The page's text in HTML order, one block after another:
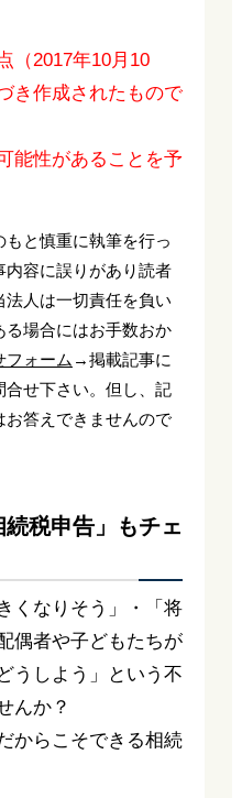
（2017年10月10
き作成されたもので
能性があることを予
と慎重に執筆を行っ
容に誤りがあり読者
人は一切責任を負い
る場合にはお手数おか
フォーム →掲載記事に
合せ下さい。但し、記
答えできませんので
続税申告」もチェ
くなりそう」・「将
偶者や子どもたちが
うしよう」という不
んか？
からこそできる相続